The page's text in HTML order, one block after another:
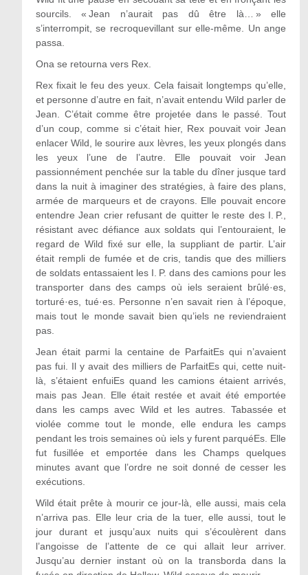
sourcils. « Jean n’aurait pas dû être là… » elle
s’interrompit, se recroquevillant sur elle-même. Un ange
passa.
Ona se retourna vers Rex.
Rex fixait le feu des yeux. Cela faisait longtemps qu’elle,
et personne d’autre en fait, n’avait entendu Wild parler de
Jean. C’était comme être projetée dans le passé. Tout
d’un coup, comme si c’était hier, Rex pouvait voir Jean
enlacer Wild, le sourire aux lèvres, les yeux plongés dans
les yeux l’une de l’autre. Elle pouvait voir Jean
passionnément penchée sur la table du dîner jusque tard
dans la nuit à imaginer des stratégies, à faire des plans,
armée de marqueurs et de crayons. Elle pouvait encore
entendre Jean crier refusant de quitter le reste des I. P.,
résistant avec défiance aux soldats qui l’entouraient, le
regard de Wild fixé sur elle, la suppliant de partir. L’air
était rempli de fumée et de cris, tandis que des milliers
de soldats entassaient les I. P. dans des camions pour les
transporter dans des camps où iels seraient brûlé·es,
torturé·es, tué·es. Personne n’en savait rien à l’époque,
mais tout le monde savait bien qu’iels ne reviendraient
pas.
Jean était parmi la centaine de ParfaitEs qui n’avaient
pas fui. Il y avait des milliers de ParfaitEs qui, cette nuit-
là, s’étaient enfuiEs quand les camions étaient arrivés,
mais pas Jean. Elle était restée et avait été emportée
dans les camps avec Wild et les autres. Tabassée et
violée comme tout le monde, elle endura les camps
pendant les trois semaines où iels y furent parquéEs. Elle
fut fusillée et emportée dans les Champs quelques
minutes avant que l’ordre ne soit donné de cesser les
exécutions.
Wild était prête à mourir ce jour-là, elle aussi, mais cela
n’arriva pas. Elle leur cria de la tuer, elle aussi, tout le
jour durant et jusqu’aux nuits qui s’écoulèrent dans
l’angoisse de l’attente de ce qui allait leur arriver.
Jusqu’au dernier instant où on la transborda dans la